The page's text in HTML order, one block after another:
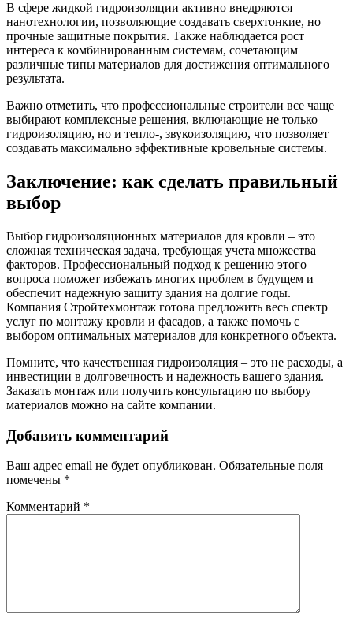
В сфере жидкой гидроизоляции активно внедряются
нанотехнологии, позволяющие создавать сверхтонкие, но
прочные защитные покрытия. Также наблюдается рост
интереса к комбинированным системам, сочетающим
различные типы материалов для достижения оптимального
результата.
Важно отметить, что профессиональные строители все чаще
выбирают комплексные решения, включающие не только
гидроизоляцию, но и тепло-, звукоизоляцию, что позволяет
создавать максимально эффективные кровельные системы.
Заключение: как сделать правильный
выбор
Выбор гидроизоляционных материалов для кровли – это
сложная техническая задача, требующая учета множества
факторов. Профессиональный подход к решению этого
вопроса поможет избежать многих проблем в будущем и
обеспечит надежную защиту здания на долгие годы.
Компания Стройтехмонтаж готова предложить весь спектр
услуг по монтажу кровли и фасадов, а также помочь с
выбором оптимальных материалов для конкретного объекта.
Помните, что качественная гидроизоляция – это не расходы, а
инвестиции в долговечность и надежность вашего здания.
Заказать монтаж или получить консультацию по выбору
материалов можно на сайте компании.
Добавить комментарий
Ваш адрес email не будет опубликован. Обязательные поля
помечены *
Комментарий *